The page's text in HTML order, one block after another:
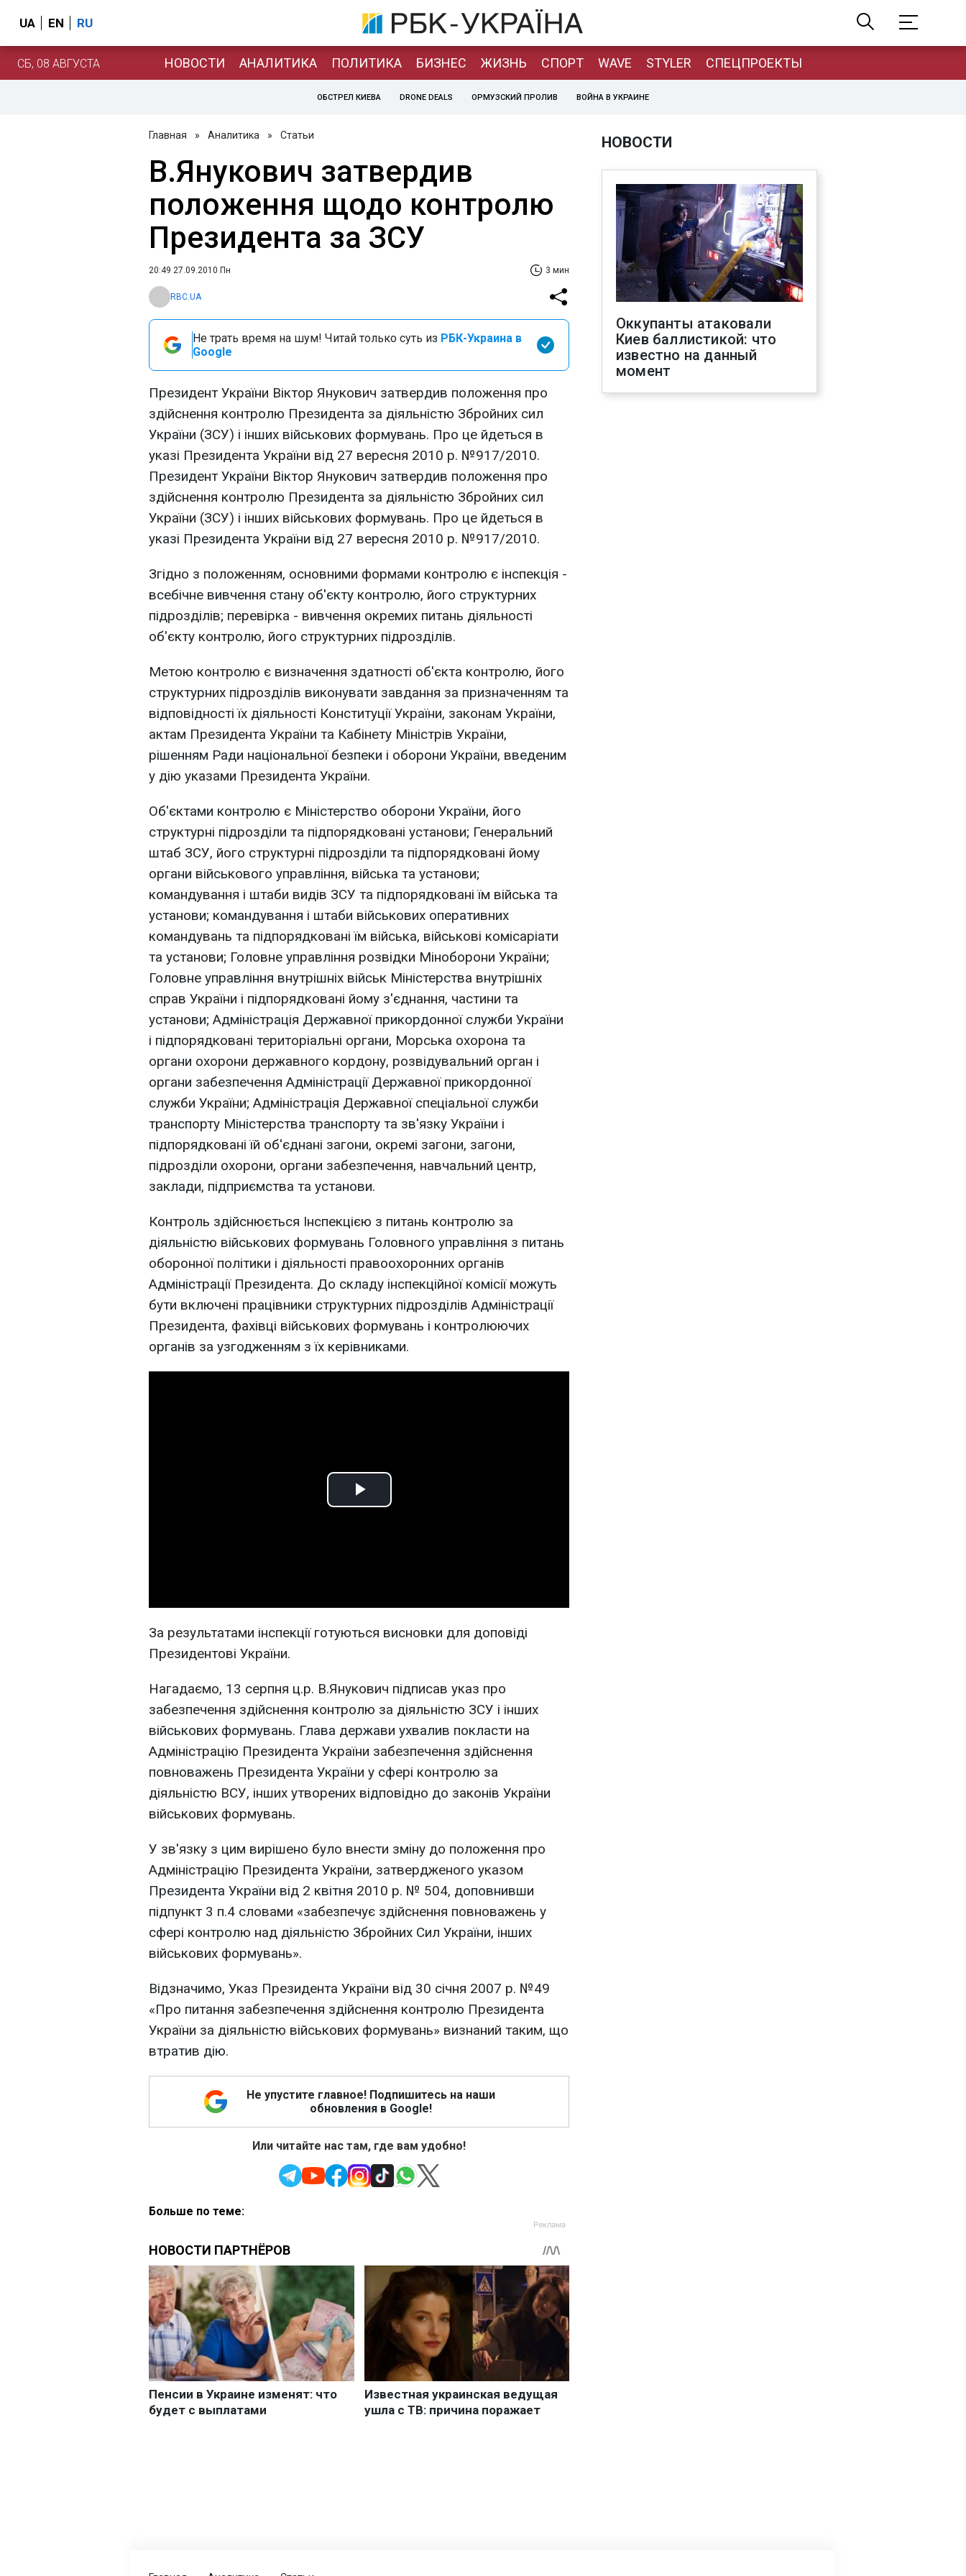
UA EN RU
СБ, 08 АВГУСТА НОВОСТИ АНАЛИТИКА ПОЛИТИКА БИЗНЕС ЖИЗНЬ СПОРТ WAVE STYLER СПЕЦПРОЕКТЫ
ОБСТРЕЛ КИЕВА DRONE DEALS ОРМУЗСКИЙ ПРОЛИВ ВОЙНА В УКРАИНЕ
Главная » Аналитика » Статьи
В.Янукович затвердив
положення щодо контролю
Президента за ЗСУ
20:49 27.09.2010 Пн 3 мин
RBC.UA
Не трать время на шум! Читай только суть из РБК-Украина в
Google
Президент України Віктор Янукович затвердив положення про
здійснення контролю Президента за діяльністю Збройних сил
України (ЗСУ) і інших військових формувань. Про це йдеться в
указі Президента України від 27 вересня 2010 р. №917/2010.
Президент України Віктор Янукович затвердив положення про
здійснення контролю Президента за діяльністю Збройних сил
України (ЗСУ) і інших військових формувань. Про це йдеться в
указі Президента України від 27 вересня 2010 р. №917/2010.
Згідно з положенням, основними формами контролю є інспекція -
всебічне вивчення стану об'єкту контролю, його структурних
підрозділів; перевірка - вивчення окремих питань діяльності
об'єкту контролю, його структурних підрозділів.
Метою контролю є визначення здатності об'єкта контролю, його
структурних підрозділів виконувати завдання за призначенням та
відповідності їх діяльності Конституції України, законам України,
актам Президента України та Кабінету Міністрів України,
рішенням Ради національної безпеки і оборони України, введеним
у дію указами Президента України.
Об'єктами контролю є Міністерство оборони України, його
структурні підрозділи та підпорядковані установи; Генеральний
штаб ЗСУ, його структурні підрозділи та підпорядковані йому
органи військового управління, війська та установи;
командування і штаби видів ЗСУ та підпорядковані їм війська та
установи; командування і штаби військових оперативних
командувань та підпорядковані їм війська, військові комісаріати
та установи; Головне управління розвідки Міноборони України;
Головне управління внутрішніх військ Міністерства внутрішніх
справ України і підпорядковані йому з'єднання, частини та
установи; Адміністрація Державної прикордонної служби України
і підпорядковані територіальні органи, Морська охорона та
органи охорони державного кордону, розвідувальний орган і
органи забезпечення Адміністрації Державної прикордонної
служби України; Адміністрація Державної спеціальної служби
транспорту Міністерства транспорту та зв'язку України і
підпорядковані їй об'єднані загони, окремі загони, загони,
підрозділи охорони, органи забезпечення, навчальний центр,
заклади, підприємства та установи.
Контроль здійснюється Інспекцією з питань контролю за
діяльністю військових формувань Головного управління з питань
оборонної політики і діяльності правоохоронних органів
Адміністрації Президента. До складу інспекційної комісії можуть
бути включені працівники структурних підрозділів Адміністрації
Президента, фахівці військових формувань і контролюючих
органів за узгодженням з їх керівниками.
Play
За результатами інспекції готуються висновки для доповіді
Президентові України.
Нагадаємо, 13 серпня ц.р. В.Янукович підписав указ про
забезпечення здійснення контролю за діяльністю ЗСУ і інших
військових формувань. Глава держави ухвалив покласти на
Адміністрацію Президента України забезпечення здійснення
повноважень Президента України у сфері контролю за
діяльністю ВСУ, інших утворених відповідно до законів України
військових формувань.
У зв'язку з цим вирішено було внести зміну до положення про
Адміністрацію Президента України, затвердженого указом
Президента України від 2 квітня 2010 р. № 504, доповнивши
підпункт 3 п.4 словами «забезпечує здійснення повноважень у
сфері контролю над діяльністю Збройних Сил України, інших
військових формувань».
Відзначимо, Указ Президента України від 30 січня 2007 р. №49
«Про питання забезпечення здійснення контролю Президента
України за діяльністю військових формувань» визнаний таким, що
втратив дію.
Не упустите главное! Подпишитесь на наши
обновления в Google!
Или читайте нас там, где вам удобно!
Больше по теме:
НОВОСТИ
Оккупанты атаковали
Киев баллистикой: что
известно на данный
момент